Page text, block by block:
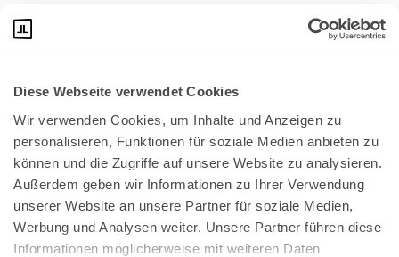
Diese Webseite verwendet Cookies
Wir verwenden Cookies, um Inhalte und Anzeigen zu
personalisieren, Funktionen für soziale Medien anbieten zu
können und die Zugriffe auf unsere Website zu analysieren.
Außerdem geben wir Informationen zu Ihrer Verwendung
unserer Website an unsere Partner für soziale Medien,
Werbung und Analysen weiter. Unsere Partner führen diese
Informationen möglicherweise mit weiteren Daten
Bundeskanzlerplatz 2
53113 Bonn